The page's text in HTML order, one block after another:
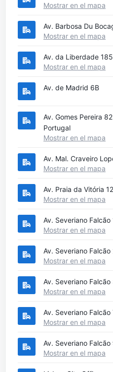
Mostrar en el mapa
Av. Barbosa Du
Mostrar en el mapa
Av. da Liberdade 185
Mostrar en el mapa
Av. de Madrid 6B
Av. Gomes Pereira
Portugal
Mostrar en el mapa
Av. Mal. Craveiro
Mostrar en el mapa
Av. Praia da Vitória
Mostrar en el mapa
Av. Severiano Falcão
Mostrar en el mapa
Av. Severiano Falcão
Mostrar en el mapa
Av. Severiano Falcão
Mostrar en el mapa
Av. Severiano Falcão
Mostrar en el mapa
Av. Severiano Falcão
Mostrar en el mapa